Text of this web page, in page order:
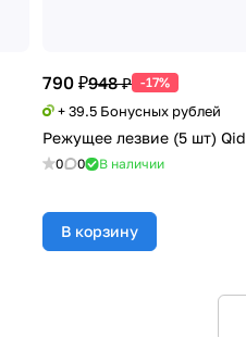
790 ₽948 ₽ -17%
+ 39.5 Бонусных рублей
Режущее лезвие (5 шт)
0 0 В наличии
В корзину